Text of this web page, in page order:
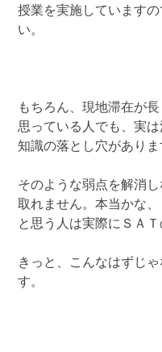
授業を実施しています
い。
もちろん、現地滞在が
思っている人でも、実
知識の落とし穴がありま
そのような弱点を解消
取れません。本当かな、
と思う人は実際にＳＡ
きっと、こんなはずじ
す。